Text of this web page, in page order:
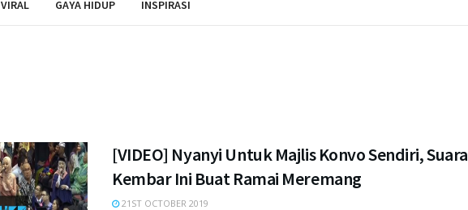
VIRAL GAYA HIDUP INSPIRASI
[VIDEO] Nyanyi Untuk Majlis Konvo Sendiri, Suara
Kembar Ini Buat Ramai Meremang
21ST OCTOBER 2019